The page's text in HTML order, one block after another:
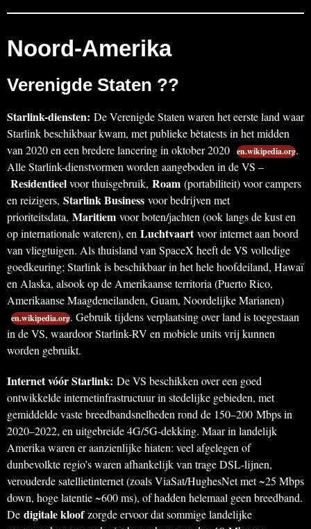
Noord-Amerika
Verenigde Staten ??
Starlink-diensten: De Verenigde Staten waren het eerste land waar
Starlink beschikbaar kwam, met publieke bètatests in het midden
van 2020 en een bredere lancering in oktober 2020 en.wikipedia.org.
Alle Starlink-dienstvormen worden aangeboden in de VS –
Residentieelvoor thuisgebruik, Roam (portabiliteit) voor campers
en reizigers, Starlink Business voor bedrijven met
prioriteitsdata, Maritiem voor boten/jachten (ook langs de kust en
op internationale wateren), en Luchtvaartvoor internet aan boord
van vliegtuigen. Als thuisland van SpaceX heeft de VS volledige
goedkeuring; Starlink is beschikbaar in het hele hoofdeiland, Hawaï
en Alaska, alsook op de Amerikaanse territoria (Puerto Rico,
Amerikaanse Maagdeneilanden, Guam, Noordelijke Marianen)
en.wikipedia.org. Gebruik tijdens verplaatsing over land is toegestaan
in de VS, waardoor Starlink-RV en mobiele units vrij kunnen
worden gebruikt.
Internet vóór Starlink: De VS beschikken over een goed
ontwikkelde internetinfrastructuur in stedelijke gebieden, met
gemiddelde vaste breedbandsnelheden rond de 150–200 Mbps in
2020–2022, en uitgebreide 4G/5G-dekking. Maar in landelijk
Amerika waren er aanzienlijke hiaten: veel afgelegen of
dunbevolkte regio’s waren afhankelijk van trage DSL-lijnen,
verouderde satellietinternet (zoals ViaSat/HughesNet met ~25 Mbps
down, hoge latentie ~600 ms), of hadden helemaal geen breedband.
De digitale kloofzorgde ervoor dat sommige landelijke